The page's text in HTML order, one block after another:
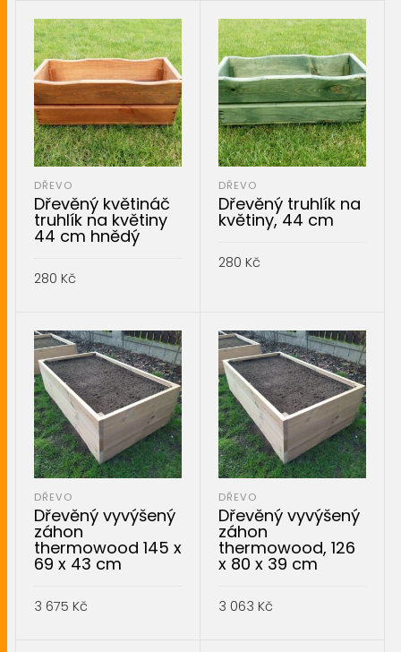
DŘEVO
Dřevěný květináč
truhlík na květiny
44 cm hnědý
280 Kč
DŘEVO
Dřevěný truhlík na
květiny, 44 cm
280 Kč
DŘEVO
Dřevěný vyvýšený
záhon
thermowood 145 x
69 x 43 cm
3 675 Kč
DŘEVO
Dřevěný vyvýšený
záhon
thermowood, 126
x 80 x 39 cm
3 063 Kč